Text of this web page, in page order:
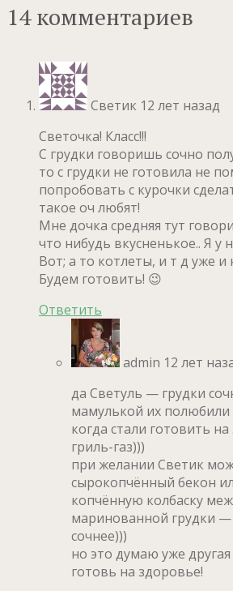
14 комментариев
Светик 12 лет назад
Светочка! Класс!!!
С грудки говоришь сочно
то с грудки не готовила не
попробовать с курочки
такое оч любят!
Мне дочка средняя тут
что нибудь вкусненькое.. Я у
Вот; а то котлеты, и т д уже и
Будем готовить! 😉
Ответить
admin 12 лет
да Светуль — грудки
мамулькой их полюбили
когда стали готовить
гриль-газ)))
при желании Светик
сырокопчённый бекон
копчённую колбаску
маринованной грудки
сочнее)))
но это думаю уже
готовь на здоровье!